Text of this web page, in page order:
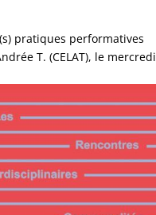
pratiques performatives
T. (CELAT), le mercredi